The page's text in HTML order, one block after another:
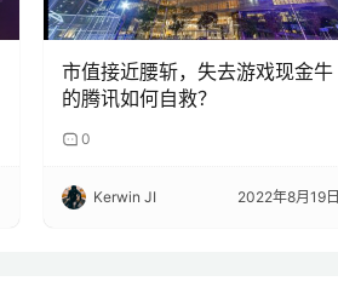
市值接近腰斩，失去游戏现金牛
的腾讯如何自救？
0
Kerwin JI 2022年8月19日